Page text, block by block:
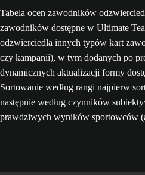
Tabela ocen zawodników
zawodników dostępne w Ultimate
odzwierciedla innych typów kart
czy kampanii), w tym dodanych po
dynamicznych aktualizacji formy
Sortowanie według rangi najpierw
następnie według czynników
prawdziwych wyników sportowców